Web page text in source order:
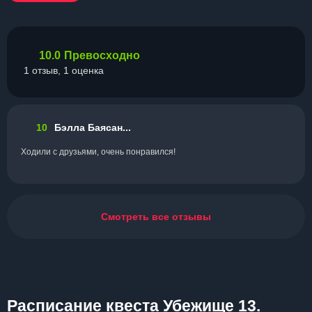
10.0 Превосходно
1 отзыв, 1 оценка
10 Бэлла Баясан...
Ходили с друзьями, очень понравился!
Смотреть все отзывы
Расписание квеста Убежище 13.